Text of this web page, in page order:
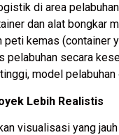
di area pelabuhan
dan alat bongkar
peti kemas (container
pelabuhan secara
model
Lebih Realistis
visualisasi yang